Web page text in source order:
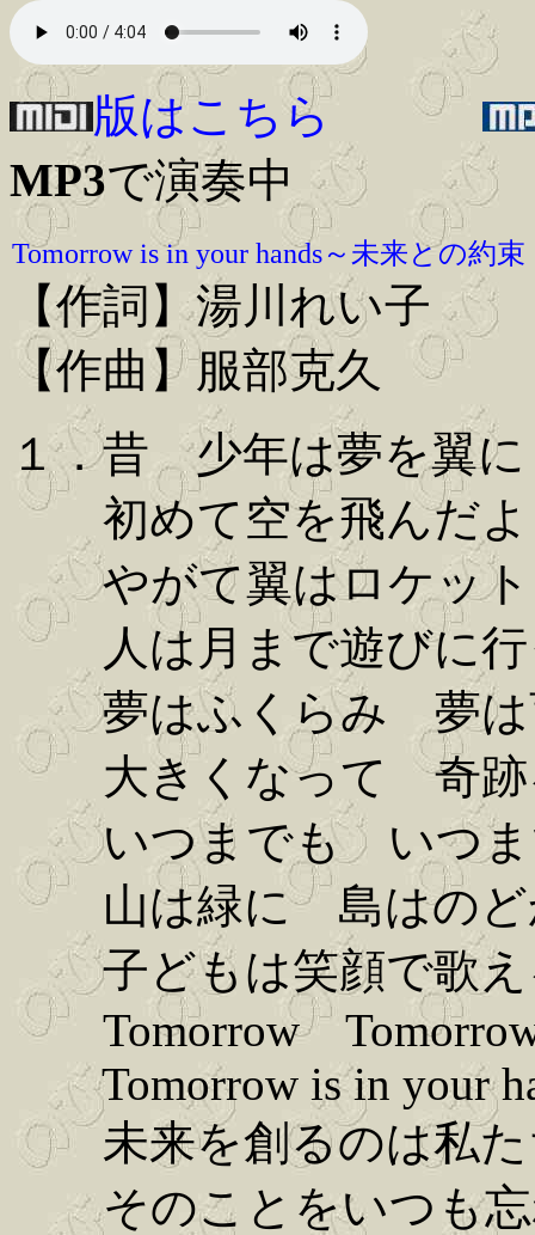
版はこちら
MP3で演奏中
Tomorrow is in your hands～未来との約束
【作詞】湯川れい子
【作曲】服部克久
１．昔 少年は夢を翼に
初めて空を飛んだよ
やがて翼はロケット
人は月まで遊びに行
夢はふくらみ 夢は
大きくなって 奇跡
いつまでも いつま
山は緑に 島はのど
子どもは笑顔で歌え
Tomorrow
Tomorrow is in your
未来を創るのは私た
そのことをいつも忘